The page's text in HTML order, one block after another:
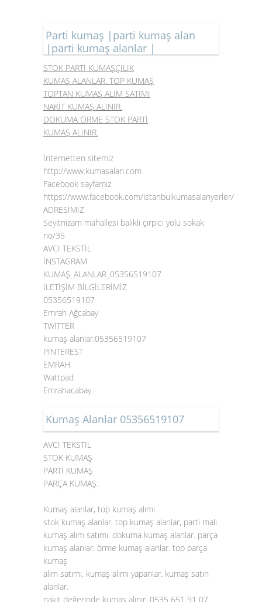
Parti kumaş |parti kumaş alan
|parti kumaş alanlar |
STOK PARTİ KUMAŞÇILIK
KUMAŞ ALANLAR. TOP KUMAŞ
TOPTAN KUMAŞ ALIM SATIMI
NAKİT KUMAŞ ALINIR.
DOKUMA ÖRME STOK PARTİ
KUMAŞ ALINIR.
İnternetten sitemiz
http://www.kumasalan.com
Facebook sayfamız
https://www.facebook.com/istanbulkumasalanyerler/
ADRESİMİZ
Seyitnizam mahallesi balıklı çırpıcı yolu sokak
no/35
AVCI TEKSTİL
İNSTAGRAM
KUMAŞ_ALANLAR_05356519107
İLETİŞİM BİLGİLERİMİZ
05356519107
Emrah Ağcabay
TWİTTER
kumaş alanlar.05356519107
PİNTEREST
EMRAH
Wattpad
Emrahacabay
Kumaş Alanlar 05356519107
AVCI TEKSTİL
STOK KUMAŞ
PARTİ KUMAŞ
PARÇA KUMAŞ.
Kumaş alanlar, top kumaş alımı
stok kumaş alanlar. top kumaş alanlar, parti malı
kumaş alım satımı. dokuma kumaş alanlar. parça
kumaş alanlar. örme kumaş alanlar. top parça
kumaş
alım satımı. kumaş alımı yapanlar. kumaş satın
alanlar.
nakit değerinde kumaş alınır. 0535 651 91 07